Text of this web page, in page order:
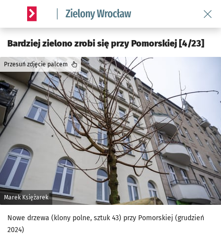
Serwis informacyjny wroclaw.pl podserwis: Środowisko we
Bardziej zielono zrobi się przy Pomorskiej [4/23]
Marek Księżarek
Przesuń zdjęcie palcem
Nowe drzewa (klony polne, sztuk 43) przy Pomorskiej (grudzień
2024)